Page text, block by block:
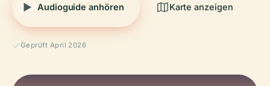
Audioguide anhören Karte anzeigen
Geprüft April 2026